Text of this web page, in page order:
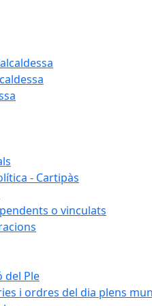
- Cartipàs
o vinculats
del Ple
i ordres del dia plens